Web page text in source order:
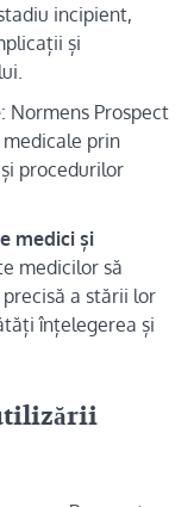
incipient,
și
: Normens Prospect
prin
procedurilor
medici și
medicilor să
a stării lor
înțelegerea și